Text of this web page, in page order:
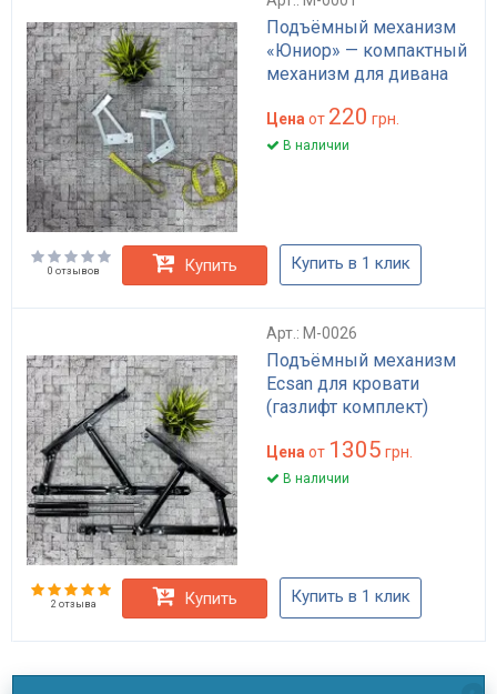
Подъёмный механизм
«Юниор» — компактный
механизм для дивана
Цена от 220 грн.
В наличии
0 отзывов Купить Купить в 1 клик
Арт.: M-0026
Подъёмный механизм
Ecsan для кровати
(газлифт комплект)
Цена от 1305 грн.
В наличии
2 отзыва Купить Купить в 1 клик